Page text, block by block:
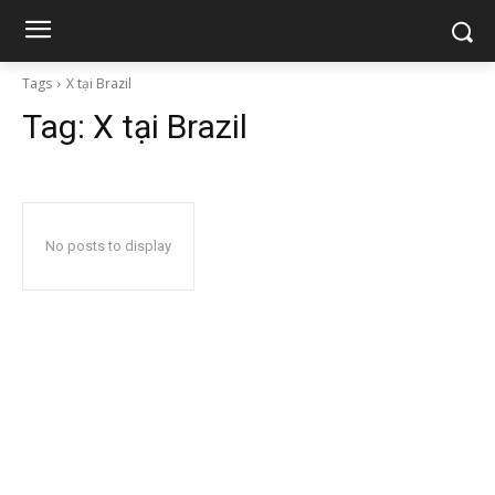
Tags X tại Brazil
Tag: X tại Brazil
No posts to display